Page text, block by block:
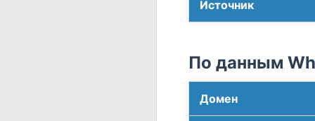
Источник
По данным
Домен